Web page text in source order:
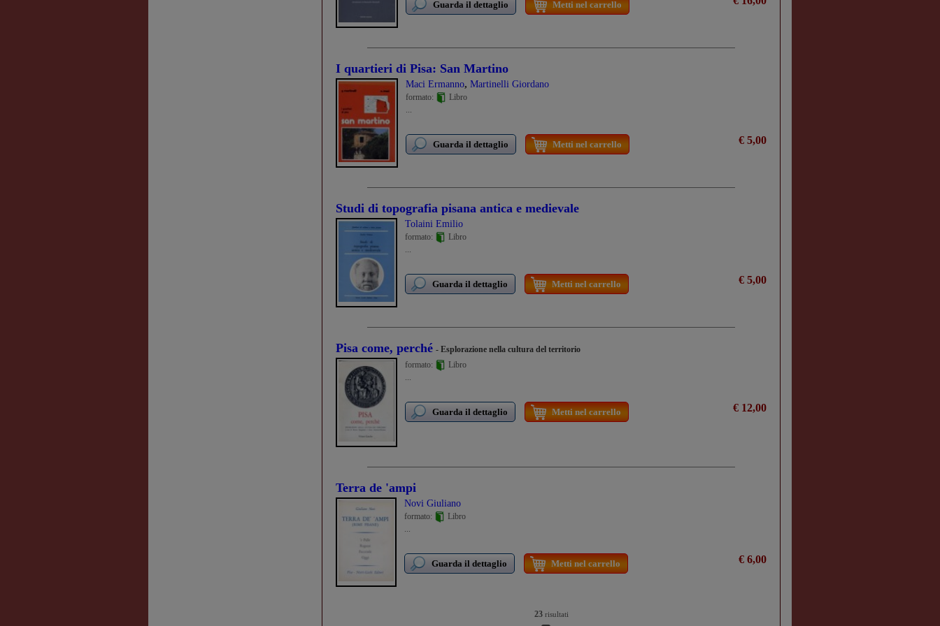
Guarda il dettaglio Metti nel carrello
I quartieri di Pisa: San Martino
Maci Ermanno, Martinelli Giordano
formato:
Libro
...
€ 5,00
Guarda il dettaglio Metti nel carrello
Studi di topografia pisana antica e medievale
Tolaini Emilio
formato:
Libro
...
€ 5,00
Guarda il dettaglio Metti nel carrello
Pisa come, perché - Esplorazione nella cultura del territorio
formato:
Libro
...
€ 12,00
Guarda il dettaglio Metti nel carrello
Terra de 'ampi
Novi Giuliano
formato:
Libro
...
€ 6,00
Guarda il dettaglio Metti nel carrello
23risultati